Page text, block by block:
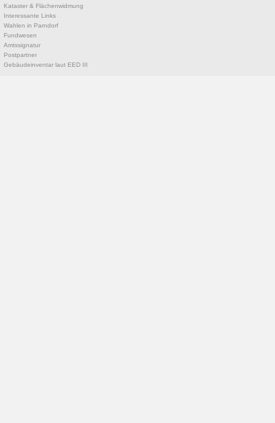
Kataster & Flächenwidmung
Interessante Links
Wahlen in Parndorf
Fundwesen
Amtssignatur
Postpartner
Gebäudeinventar laut EED III